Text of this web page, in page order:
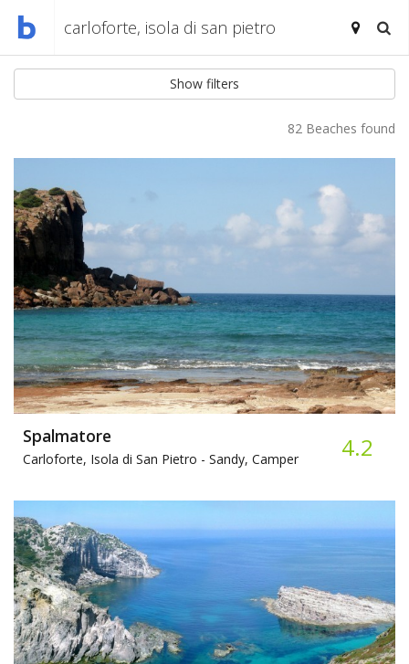
Show filters
82 Beaches found
Spalmatore
Carloforte, Isola di San Pietro - Sandy, Camper 4.2